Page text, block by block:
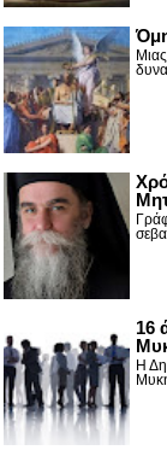
16
Η